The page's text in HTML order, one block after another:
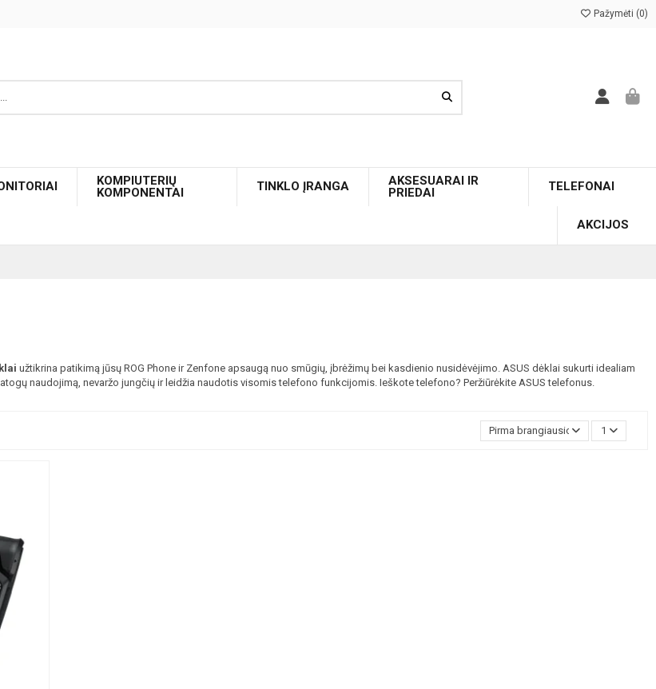
Pažymėti (0)
KOMPIUTERIŲ
KOMPONENTAI
TINKLO ĮRANGA
AKSESUARAI IR
PRIEDAI
TELEFONAI
AKCIJOS
užtikrina patikimą jūsų ROG Phone ir Zenfone apsaugą nuo smūgių, įbrėžimų bei kasdienio nusidėvėjimo. ASUS dėklai sukurti idealiam
naudojimą, nevaržo jungčių ir leidžia naudotis visomis telefono funkcijomis. Ieškote telefono? Peržiūrėkite ASUS telefonus.
Pirma brangiausios 1